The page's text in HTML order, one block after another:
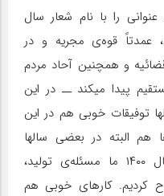
را با نام شعار سال
عمدتاً قوه‌ی مجریه و در
و همچنین آحاد مردم
پیدا میکند ــ در این
توفیقات خوبی هم در این
البته در بعضی سالها
کم‌کاریهایی وجود داشته که در سال ۱۴۰۰ ما مسئله‌ی تولید،
کردیم. کارهای خوبی هم